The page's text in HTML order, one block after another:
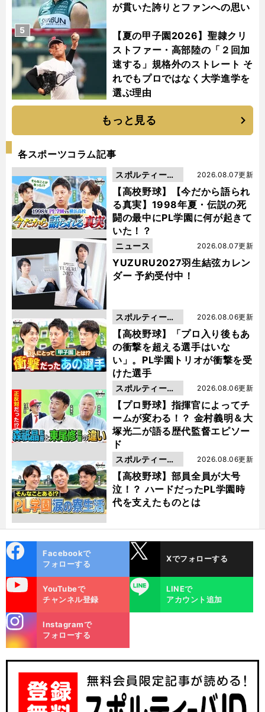
が貫いた誇りとファンへの思い
【夏の甲子園2026】聖隷クリ
ストファー・高部陸の「２回加
速する」規格外のストレート そ
れでもプロではなく大学進学を
選ぶ理由
5
もっと見る
各スポーツコラム記事
【高校野球】【今だから語られ
る真実】1998年夏・伝説の死
闘の最中にPL学園に何が起きて
いた！？
2026.08.07更新
スポルティーバ
動画
YUZURU2027羽生結弦カレン
ダー 予約受付中！
2026.08.07更新
ニュース
【高校野球】「プロ入り後もあ
の衝撃を超える選手はいな
い」。PL学園トリオが衝撃を受
けた選手
2026.08.06更新
スポルティーバ
動画
【プロ野球】指揮官によってチ
ームが変わる！？ 金村義明＆大
塚光二が語る歴代監督エピソー
ド
2026.08.06更新
スポルティーバ
動画
【高校野球】部員全員が大号
泣！？ ハードだったPL学園時
代を支えたものとは
2026.08.06更新
スポルティーバ
動画
ok
Facebookで
フォローする
Xでフォローする
YouTubeで
チャンネル登録
LINE
LINEで
アカウント追加
m
Instagramで
フォローする